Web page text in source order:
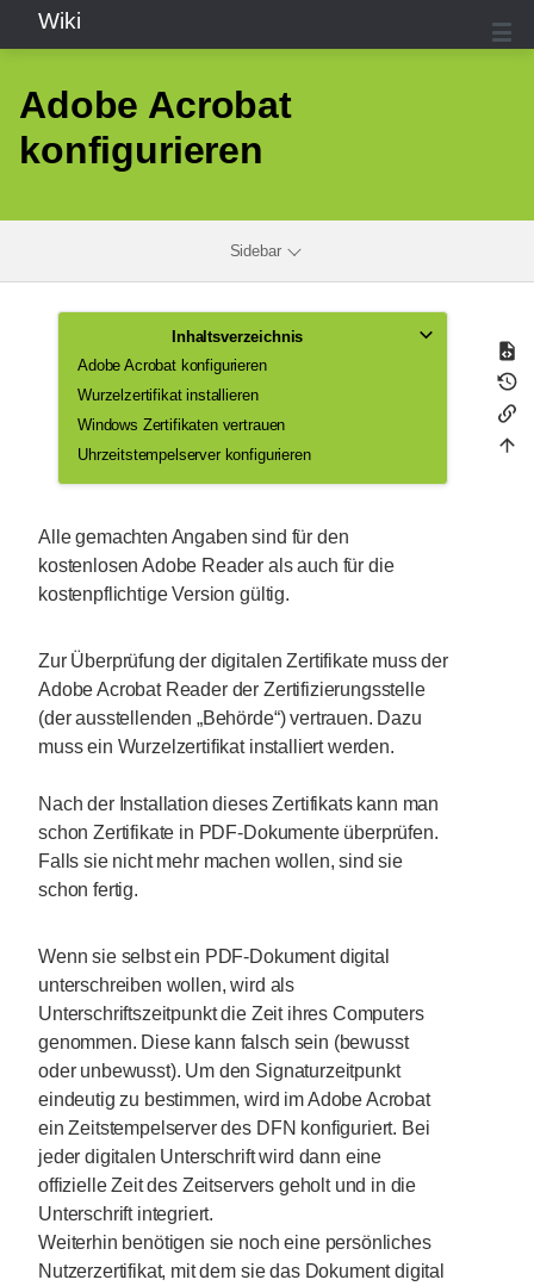
Wiki
Adobe Acrobat
konfigurieren
Sidebar
Inhaltsverzeichnis
Adobe Acrobat konfigurieren
Wurzelzertifikat installieren
Windows Zertifikaten vertrauen
Uhrzeitstempelserver konfigurieren
Alle gemachten Angaben sind für den
kostenlosen Adobe Reader als auch für die
kostenpflichtige Version gültig.
Zur Überprüfung der digitalen Zertifikate muss der
Adobe Acrobat Reader der Zertifizierungsstelle
(der ausstellenden „Behörde“) vertrauen. Dazu
muss ein Wurzelzertifikat installiert werden.
Nach der Installation dieses Zertifikats kann man
schon Zertifikate in PDF-Dokumente überprüfen.
Falls sie nicht mehr machen wollen, sind sie
schon fertig.
Wenn sie selbst ein PDF-Dokument digital
unterschreiben wollen, wird als
Unterschriftszeitpunkt die Zeit ihres Computers
genommen. Diese kann falsch sein (bewusst
oder unbewusst). Um den Signaturzeitpunkt
eindeutig zu bestimmen, wird im Adobe Acrobat
ein Zeitstempelserver des DFN konfiguriert. Bei
jeder digitalen Unterschrift wird dann eine
offizielle Zeit des Zeitservers geholt und in die
Unterschrift integriert.
Weiterhin benötigen sie noch eine persönliches
Nutzerzertifikat, mit dem sie das Dokument digital